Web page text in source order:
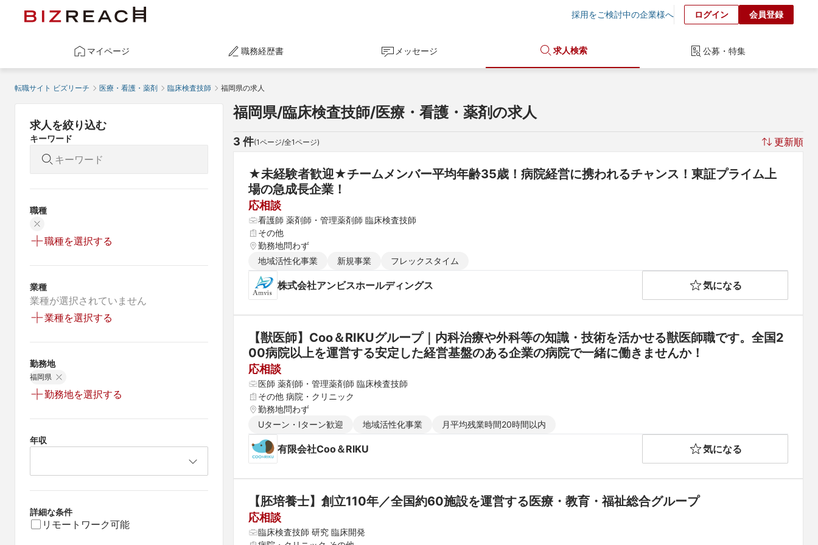
採用をご検討中の企業様へ ログイン 会員登録
マイページ 職務経歴書 メッセージ 求人検索 公募・特集
転職サイト ビズリーチ 医療・看護・薬剤 臨床検査技師 福岡県の求人
求人を絞り込む
キーワード
職種
職種を選択する
業種
業種が選択されていません
業種を選択する
勤務地
福岡県
勤務地を選択する
年収
詳細な条件
リモートワーク可能
福岡県/臨床検査技師/医療・看護・薬剤の求人
3 件(1ページ/全1ページ) 更新順
★未経験者歓迎★チームメンバー平均年齢35歳！病院経営に携われるチャンス！東証プライム上
場の急成長企業！
応相談
看護師 薬剤師・管理薬剤師 臨床検査技師
その他
勤務地問わず
地域活性化事業
新規事業 フレックスタイム
株式会社アンビスホールディングス 気になる
【獣医師】Coo＆RIKUグループ｜内科治療や外科等の知識・技術を活かせる獣医師職です。全国2
00病院以上を運営する安定した経営基盤のある企業の病院で一緒に働きませんか！
応相談
医師 薬剤師・管理薬剤師 臨床検査技師
その他 病院・クリニック
勤務地問わず
Uターン・Iターン歓迎
地域活性化事業 月平均残業時間20時間以内
有限会社Coo＆RIKU 気になる
【胚培養士】創立110年／全国約60施設を運営する医療・教育・福祉総合グループ
応相談
臨床検査技師 研究 臨床開発